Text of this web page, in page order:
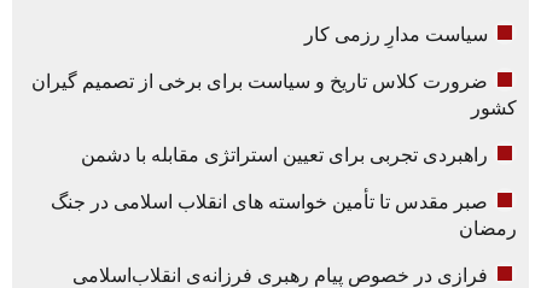
سیاست مدارِ رزمی کار
ضرورت کلاس تاریخ و سیاست برای برخی از تصمیم گیران
کشور
راهبردی تجربی برای تعیین استراتژی مقابله با دشمن
صبر مقدس تا تأمین خواسته های انقلاب اسلامی در جنگ
رمضان
فرازی در خصوص پیام رهبری فرزانه‌ی انقلاب‌اسلامی